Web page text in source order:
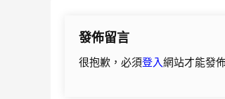
發佈留言
很抱歉，必須登入網站才能發